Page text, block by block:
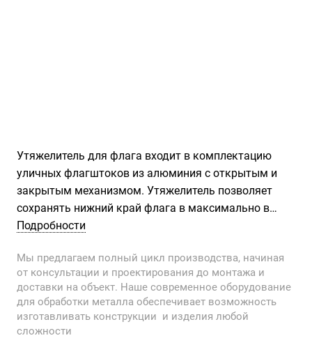
Утяжелитель для флага входит в комплектацию
уличных флагштоков из алюминия с открытым и
закрытым механизмом. Утяжелитель позволяет
сохранять нижний край флага в максимально в
низком положении, тем самым поддерживая флаг в
Подробности
Мы предлагаем полный цикл производства, начиная
от консультации и проектирования до монтажа и
доставки на объект. Наше современное оборудование
для обработки металла обеспечивает возможность
изготавливать конструкции и изделия любой
сложности